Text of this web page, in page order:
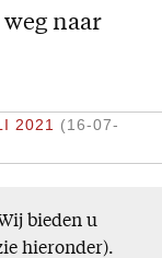
naar
2021
(16-07-
bieden u
hieronder).